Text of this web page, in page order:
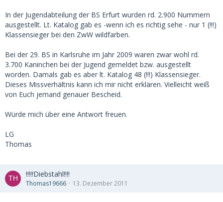
In der Jugendabteilung der BS Erfurt wurden rd. 2.900 Nummern
ausgestellt. Lt. Katalog gab es -wenn ich es richtig sehe - nur 1 (!!!)
Klassensieger bei den ZwW wildfarben.
Bei der 29. BS in Karlsruhe im Jahr 2009 waren zwar wohl rd.
3.700 Kaninchen bei der Jugend gemeldet bzw. ausgestellt
worden. Damals gab es aber lt. Katalog 48 (!!!) Klassensieger.
Dieses Missverhältnis kann ich mir nicht erklären. Vielleicht weiß
von Euch jemand genauer Bescheid.
Würde mich über eine Antwort freuen.
LG
Thomas
!!!!!Diebstahl!!!!
Thomas19666 13. Dezember 2011